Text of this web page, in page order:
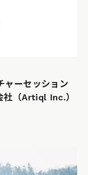
ャーセッション
社（Artiql Inc.）